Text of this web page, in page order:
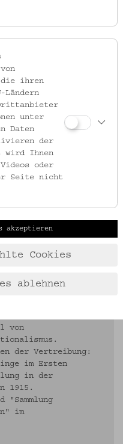
und Knüpfmuster
Weltkrieg. Aus
Wien. Wien 2014.
im Ersten
im
Stick- und
im Ersten
2014 (= Objekte im
von
der Vertreibung:
im Ersten
in der
1915.
"Sammlung
im
die ihren
unter
Daten
der
wird Ihnen
oder
Seite nicht
akzeptieren
Cookies
ablehnen